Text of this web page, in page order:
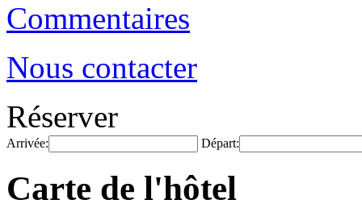
Commentaires
Nous contacter
Réserver
Arrivée: Départ:
Carte de l'hôtel